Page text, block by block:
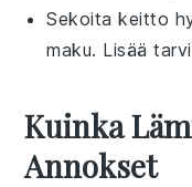
Sekoita keitto
maku. Lisää
Kuinka
Annokset